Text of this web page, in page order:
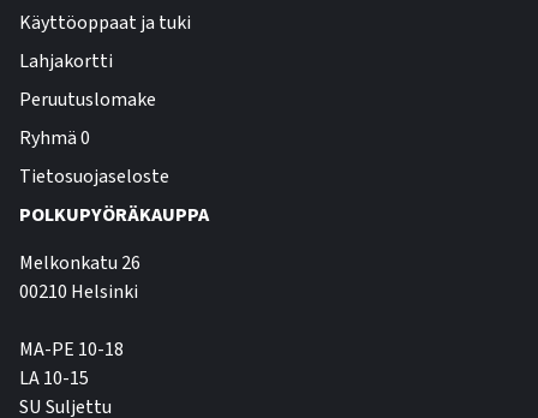
Käyttöoppaat ja tuki
Lahjakortti
Peruutuslomake
Ryhmä 0
Tietosuojaseloste
POLKUPYÖRÄKAUPPA
Melkonkatu 26
00210 Helsinki
MA-PE 10-18
LA 10-15
SU Suljettu